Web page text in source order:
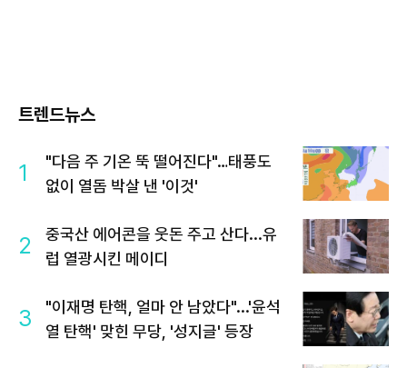
트렌드뉴스
1
"다음 주 기온 뚝 떨어진다"…태풍도
없이 열돔 박살 낸 '이것'
2
중국산 에어콘을 웃돈 주고 산다...유
럽 열광시킨 메이디
3
"이재명 탄핵, 얼마 안 남았다"...'윤석
열 탄핵' 맞힌 무당, '성지글' 등장